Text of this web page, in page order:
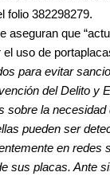
folio 382298279.
que
uso de
para evitar
del Delito y
la
pueden ser
en redes
sus placas. Ante